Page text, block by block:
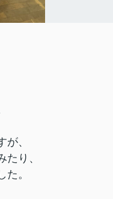
、
り、
。